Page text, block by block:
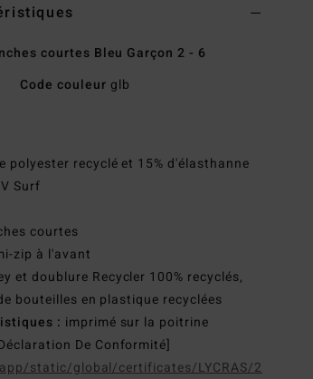
courtes Bleu Garçon 2 - 6
Code couleur glb
polyester recyclé et 15% d'élasthanne
Surf
courtes
zip à l'avant
et doublure Recycler 100% recyclés,
bouteilles en plastique recyclées
: imprimé sur la poitrine
De Conformité]
static/global/certificates/LYCRAS/261-